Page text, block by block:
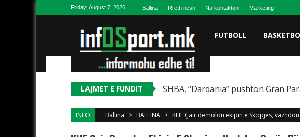
Skip to contentFriday, August 7, 2026 Ballina Rreth nesh Na kontaktoni Marketing
FUTBOLL
LAJMET E FUNDIT SHBA, “Dardania” pushton Gran
INFO Ballina > BALLINA > KHF Çair demolon ekipin e Skopjes,